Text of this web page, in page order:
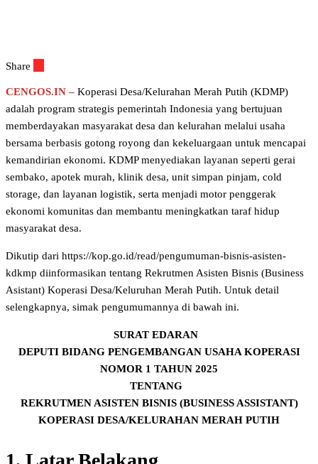
Share
CENGOS.IN – Koperasi Desa/Kelurahan Merah Putih (KDMP)
adalah program strategis pemerintah Indonesia yang bertujuan
memberdayakan masyarakat desa dan kelurahan melalui usaha
bersama berbasis gotong royong dan kekeluargaan untuk mencapai
kemandirian ekonomi. KDMP menyediakan layanan seperti gerai
sembako, apotek murah, klinik desa, unit simpan pinjam, cold
storage, dan layanan logistik, serta menjadi motor penggerak
ekonomi komunitas dan membantu meningkatkan taraf hidup
masyarakat desa.
Dikutip dari https://kop.go.id/read/pengumuman-bisnis-asisten-
kdkmp diinformasikan tentang Rekrutmen Asisten Bisnis (Business
Asistant) Koperasi Desa/Keluruhan Merah Putih. Untuk detail
selengkapnya, simak pengumumannya di bawah ini.
SURAT EDARAN
DEPUTI BIDANG PENGEMBANGAN USAHA KOPERASI
NOMOR 1 TAHUN 2025
TENTANG
REKRUTMEN ASISTEN BISNIS (BUSINESS ASSISTANT)
KOPERASI DESA/KELURAHAN MERAH PUTIH